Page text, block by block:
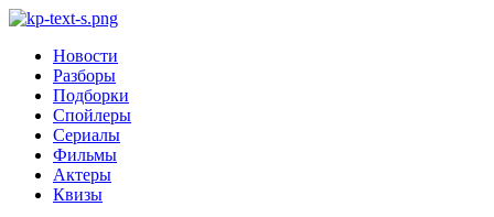
Новости
Разборы
Подборки
Спойлеры
Сериалы
Фильмы
Актеры
Квизы